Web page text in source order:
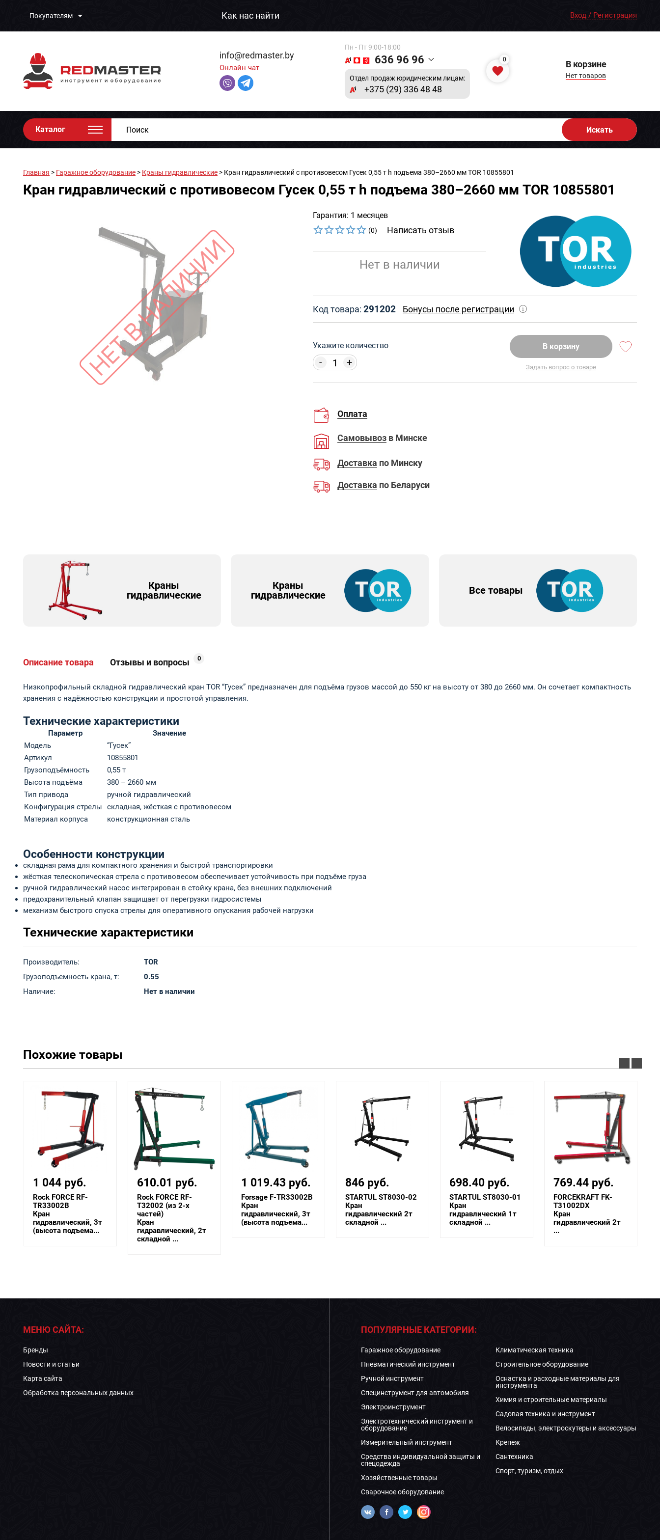
Покупателям Как нас найти Вход / Регистрация
info@redmaster.by
Онлайн чат
Пн - Пт 9:00-18:00
636 96 96
Отдел продаж юридическим лицам:
+375 (29) 336 48 48
0 В корзине
Нет товаров
Каталог Искать
Главная > Гаражное оборудование > Краны гидравлические > Кран гидравлический c противовесом Гусек 0,55 т h подъема 380–2660 мм TOR 10855801
Кран гидравлический c противовесом Гусек 0,55 т h подъема 380–2660 мм TOR 10855801
Гарантия: 1 месяцев
(0) Написать отзыв
Нет в наличии
Код товара: 291202 Бонусы после регистрации
Укажите количество
+
-
В корзину
Задать вопрос о товаре
Оплата
Самовывоз в Минске
Доставка по Минску
Доставка по Беларуси
Краны
гидравлические
Краны
гидравлические
Все товары
Описание товара Отзывы и вопросы 0
Низкопрофильный складной гидравлический кран TOR “Гусек” предназначен для подъёма грузов массой до 550 кг на высоту от 380 до 2660 мм. Он сочетает компактность
хранения с надёжностью конструкции и простотой управления.
Технические характеристики
Параметр
Значение
Модель
“Гусек”
Артикул
10855801
Грузоподъёмность
0,55 т
Высота подъёма
380 – 2660 мм
Тип привода
ручной гидравлический
Конфигурация стрелы
складная, жёсткая с противовесом
Материал корпуса
конструкционная сталь
Особенности конструкции
складная рама для компактного хранения и быстрой транспортировки
жёсткая телескопическая стрела с противовесом обеспечивает устойчивость при подъёме груза
ручной гидравлический насос интегрирован в стойку крана, без внешних подключений
предохранительный клапан защищает от перегрузки гидросистемы
механизм быстрого спуска стрелы для оперативного опускания рабочей нагрузки
Технические характеристики
Производитель:
TOR
Грузоподъемность крана, т:
0.55
Наличие:
Нет в наличии
Похожие товары
610.01 руб.
Rock FORCE RF-
T32002 (из 2-х
частей)
Кран
гидравлический, 2т
1 019.43 руб.
Forsage F-TR33002B
Кран
гидравлический, 3т
(высота подъема...
846 руб.
STARTUL ST8030-02
Кран
гидравлический 2т
складной ...
698.40 руб.
STARTUL ST8030-01
Кран
гидравлический 1т
складной ...
769.44 руб.
FORCEKRAFT FK-
T31002DX
Кран
гидравлический 2т
1 512 руб.
Rock FORCE RF-
TRA30502B [из 2-х
частей]
Кран
гидравлический 3т
МЕНЮ САЙТА:
Бренды
Новости и статьи
Карта сайта
Обработка персональных данных
ПОПУЛЯРНЫЕ КАТЕГОРИИ:
Гаражное оборудование
Пневматический инструмент
Ручной инструмент
Специнструмент для автомобиля
Электроинструмент
Электротехнический инструмент и
оборудование
Измерительный инструмент
Средства индивидуальной защиты и
спецодежда
Хозяйственные товары
Сварочное оборудование
Климатическая техника
Строительное оборудование
Оснастка и расходные материалы для
инструмента
Химия и строительные материалы
Садовая техника и инструмент
Велосипеды, электроскутеры и аксессуары
Крепеж
Сантехника
Спорт, туризм, отдых